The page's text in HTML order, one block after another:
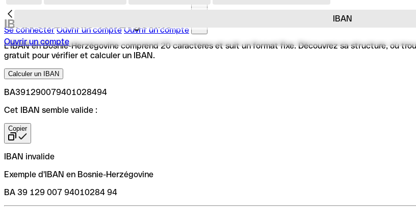
Se connecter Ouvrir un compte Ouvrir un compte
Ouvrir un compte
IBAN
IBAN en Bosnie-Herzégovine
L'IBAN en Bosnie-Herzégovine comprend 20 caractères et suit un format fixe. Découvrez sa structure, où
gratuit pour vérifier et calculer un IBAN.
Calculer un IBAN
BA391290079401028494
Cet IBAN semble valide :
Copier
IBAN invalide
Exemple d'IBAN en Bosnie-Herzégovine
BA 39 129 007 94010284 94